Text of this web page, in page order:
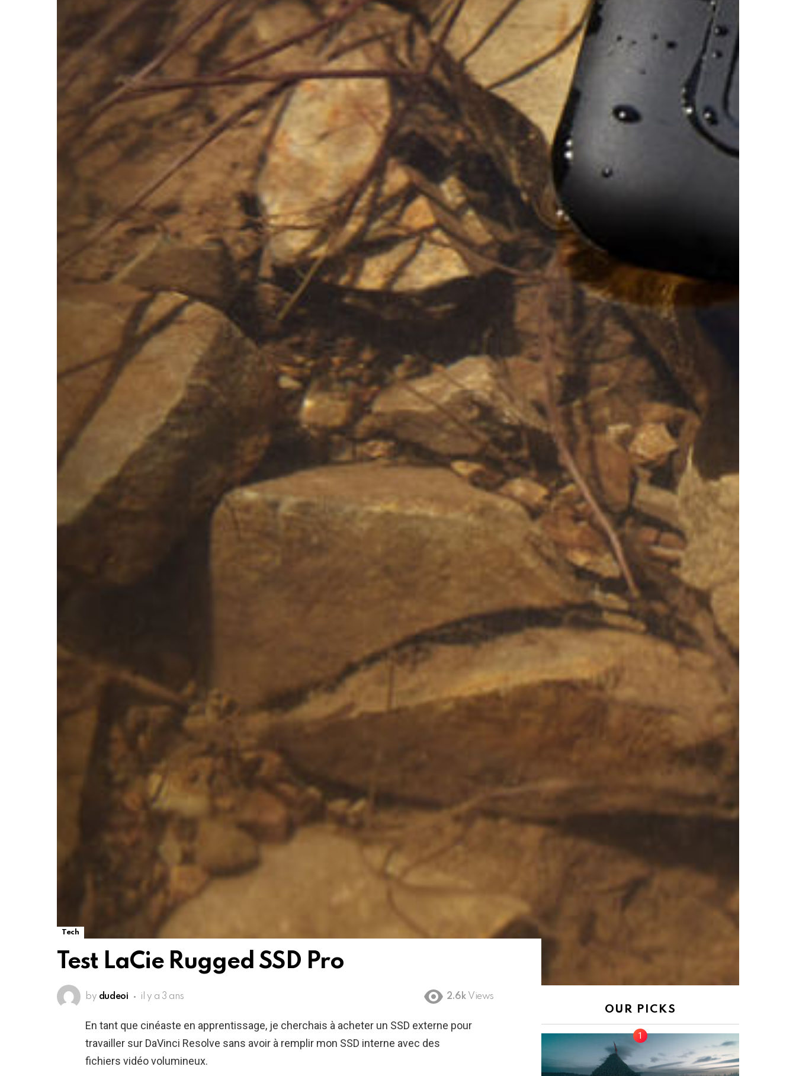
Tech
Test LaCie Rugged SSD Pro
by dudeoi il y a 3 ans 2.6k Views
En tant que cinéaste en apprentissage, je cherchais à acheter un SSD externe pour
travailler sur DaVinci Resolve sans avoir à remplir mon SSD interne avec des
fichiers vidéo volumineux.
OUR PICKS